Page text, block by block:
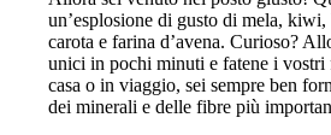
un’esplosione di gusto di mela, kiwi,
carota e farina d’avena. Curioso?
unici in pochi minuti e fatene i
casa o in viaggio, sei sempre ben
dei minerali e delle fibre più